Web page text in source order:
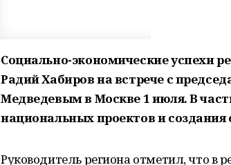
Социально-экономические успехи
Радий Хабиров на встрече с
Медведевым в Москве 1 июля. В
национальных проектов и
Руководитель региона отметил, что в